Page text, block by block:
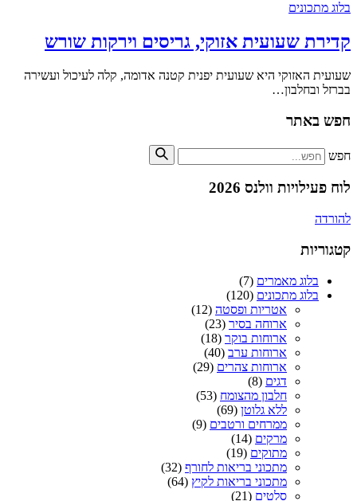
בלוג מתכונים
קדירת שעועית אזוקי, גריסים וירקות שורש
שעועית האזוקי היא שעועית יפנית קטנה אדומה, קלה לעיכול ועשירה
בברזל ובחלבון…
חפש באתר
חפש
לוח פעילויות וולנס 2026
להורדה
קטגוריות
בלוג מאמרים (7)
בלוג מתכונים (120)
אטריות ופסטה (12)
ארוחה בסיר (23)
ארוחות בוקר (18)
ארוחות ערב (40)
ארוחות צהרים (29)
דגים (8)
חלבון מהצומח (53)
ללא גלוטן (69)
ממרחים ורטבים (9)
מרקים (14)
מתוקים (19)
מתכוני בריאות לחורף (32)
מתכוני בריאות לקיץ (64)
סלטים (21)